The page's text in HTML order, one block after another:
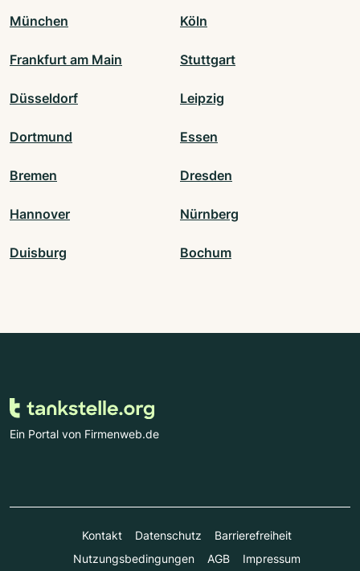
München Köln
Frankfurt am Main Stuttgart
Düsseldorf Leipzig
Dortmund Essen
Bremen Dresden
Hannover Nürnberg
Duisburg Bochum
Ein Portal von Firmenweb.de
Kontakt Datenschutz
Barrierefreiheit
Nutzungsbedingungen
AGB Impressum